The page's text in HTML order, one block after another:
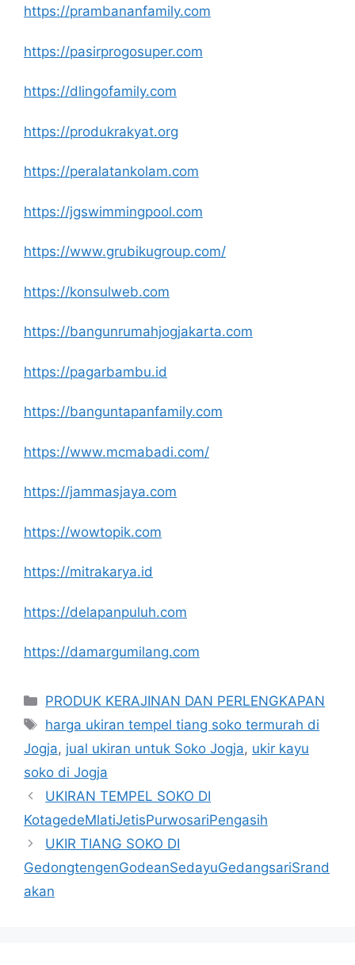
https://prambananfamily.com
https://pasirprogosuper.com
https://dlingofamily.com
https://produkrakyat.org
https://peralatankolam.com
https://jgswimmingpool.com
https://www.grubikugroup.com/
https://konsulweb.com
https://bangunrumahjogjakarta.com
https://pagarbambu.id
https://banguntapanfamily.com
https://www.mcmabadi.com/
https://jammasjaya.com
https://wowtopik.com
https://mitrakarya.id
https://delapanpuluh.com
https://damargumilang.com
Kategori
PRODUK KERAJINAN DAN PERLENGKAPAN
Tag
harga ukiran tempel tiang soko termurah di
Jogja, jual ukiran untuk Soko Jogja, ukir kayu
soko di Jogja
UKIRAN TEMPEL SOKO DI
KotagedeMlatiJetisPurwosariPengasih
UKIR TIANG SOKO DI
GedongtengenGodeanSedayuGedangsariSrand
akan